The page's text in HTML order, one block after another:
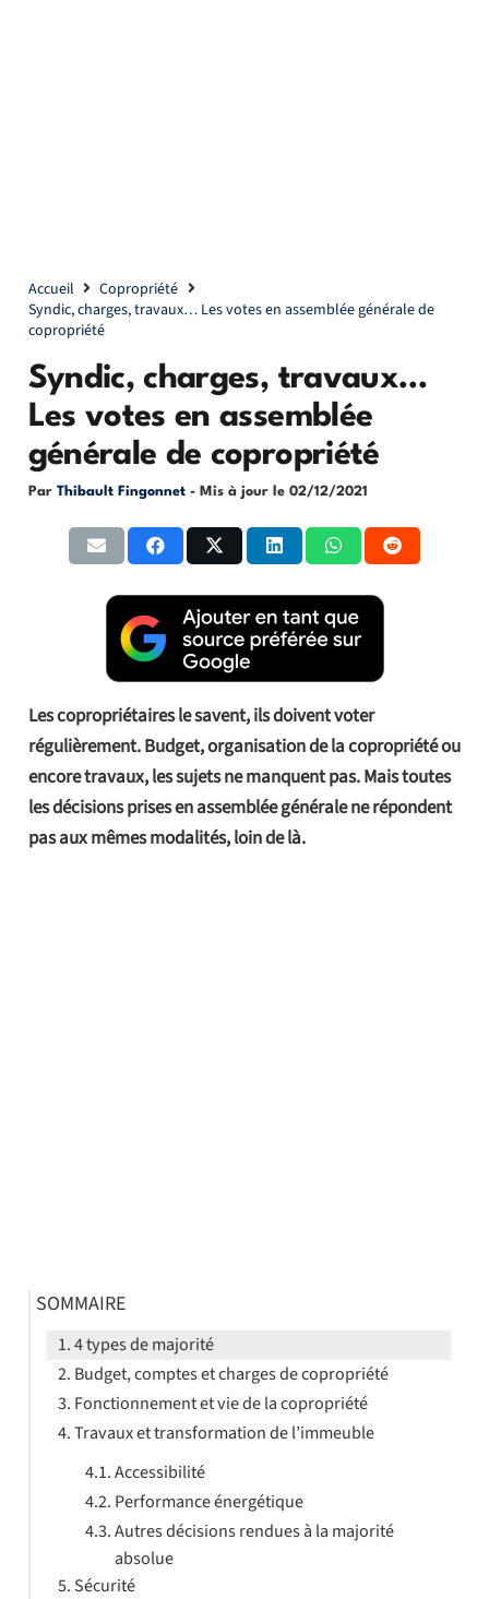
Accueil
Copropriété
Syndic, charges, travaux… Les votes en assemblée générale de
copropriété
Syndic, charges, travaux…
Les votes en assemblée
générale de copropriété
Par Thibault Fingonnet - Mis à jour le 02/12/2021
Les copropriétaires le savent, ils doivent voter
régulièrement. Budget, organisation de la copropriété ou
encore travaux, les sujets ne manquent pas. Mais toutes
les décisions prises en assemblée générale ne répondent
pas aux mêmes modalités, loin de là.
SOMMAIRE
4 types de majorité
Budget, comptes et charges de copropriété
Fonctionnement et vie de la copropriété
Travaux et transformation de l’immeuble
Accessibilité
Performance énergétique
Autres décisions rendues à la majorité
absolue
Sécurité